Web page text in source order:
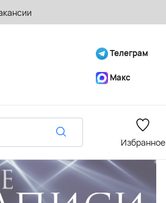
Телеграм
Макс
Избранное